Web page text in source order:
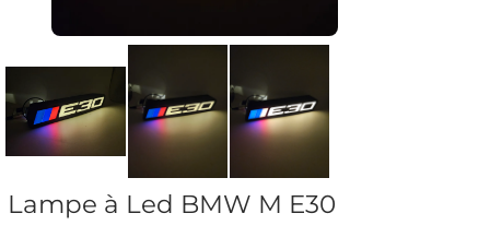
Lampe à Led BMW M E30